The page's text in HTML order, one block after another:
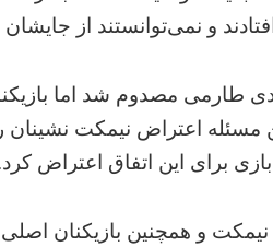
و نمی‌توانستند از جایشان
طارمی مصدوم شد اما
مسئله اعتراض نیمکت نشینان
برای این اتفاق اعتراض
و همچنین بازیکنان